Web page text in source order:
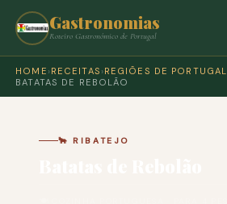
Gastronomias
Roteiro Gastronómico de Portugal
HOME › RECEITAS › REGIÕES DE PORTUGAL
BATATAS DE REBOLÃO
🐂 RIBATEJO